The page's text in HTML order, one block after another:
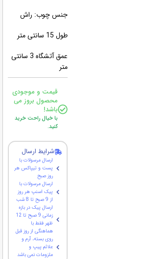
جنس چوب: راش
طول 15 سانتی متر
عمق آتشگاه 3 سانتی
متر
قیمت و موجودی
محصول بروز می
باشد!
با خیال راحت خرید
کنید.
شرایط ارسال
ارسال مرسولات با
پست و تیپاکس هر
روز صبح
ارسال مرسولات با
پیک اسنپ هر روز
از 9 صبح تا 8 شب
ارسال پیک در بازه
زمانی 9 صبح تا 12
ظهر فقط با
هماهنگی از روز قبل
روی بسته، آرم و
علائم پیپ و
ملزومات نمی باشد